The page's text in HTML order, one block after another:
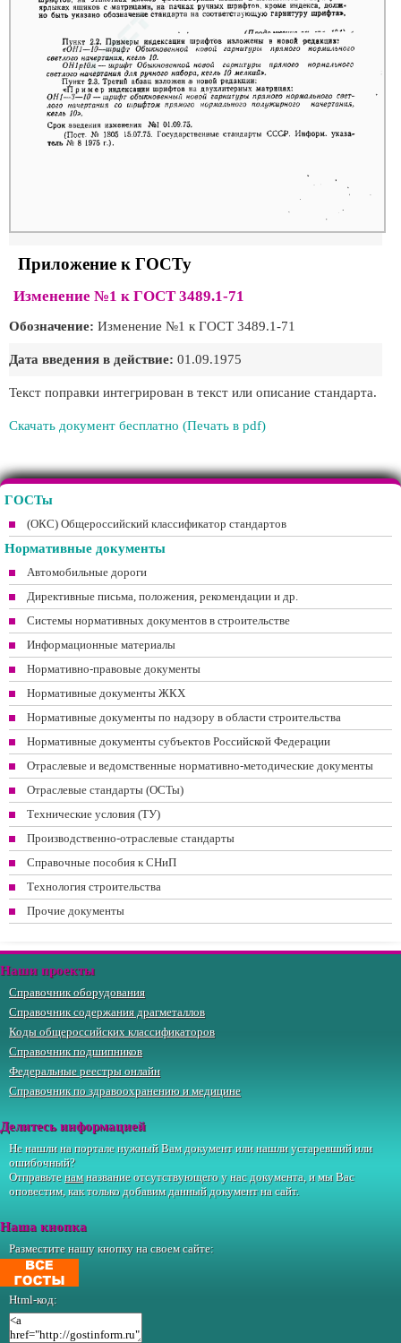
Приложение к ГОСТу
Изменение №1 к ГОСТ 3489.1-71
Обозначение: Изменение №1 к ГОСТ 3489.1-71
Дата введения в действие: 01.09.1975
Текст поправки интегрирован в текст или описание стандарта.
Скачать документ бесплатно (Печать в pdf)
ГОСТы
(ОКС) Общероссийский классификатор стандартов
Нормативные документы
Автомобильные дороги
Директивные письма, положения, рекомендации и др.
Системы нормативных документов в строительстве
Информационные материалы
Нормативно-правовые документы
Нормативные документы ЖКХ
Нормативные документы по надзору в области строительства
Нормативные документы субъектов Российской Федерации
Отраслевые и ведомственные нормативно-методические документы
Отраслевые стандарты (ОСТы)
Технические условия (ТУ)
Производственно-отраслевые стандарты
Справочные пособия к СНиП
Технология строительства
Прочие документы
Наши проекты
Справочник оборудования
Справочник содержания драгметаллов
Коды общероссийских классификаторов
Справочник подшипников
Федеральные реестры онлайн
Справочник по здравоохранению и медицине
Делитесь информацией
Не нашли на портале нужный Вам документ или нашли устаревший или
ошибочный?
Отправьтенамназвание отсутствующего у нас документа, и мы Вас
оповестим, как только добавим данный документ на сайт.
Наша кнопка
Разместите нашу кнопку на своем сайте:
Html-код: